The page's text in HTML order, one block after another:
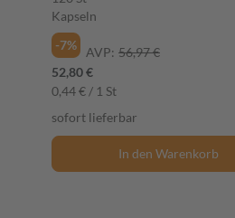
Kapseln
-7%
AVP: 56,97 €
52,80 €
0,44 € / 1 St
sofort lieferbar
In den Warenkorb